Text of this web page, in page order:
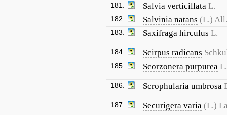
181. Salvia verticillata L.
182. Salvinia natans (L.) All.
183. Saxifraga hirculus L.
184. Scirpus radicans
185. Scorzonera purpurea L.
186. Scrophularia umbrosa
187. Securigera varia (L.)